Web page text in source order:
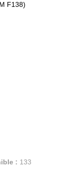
F138)
: 133